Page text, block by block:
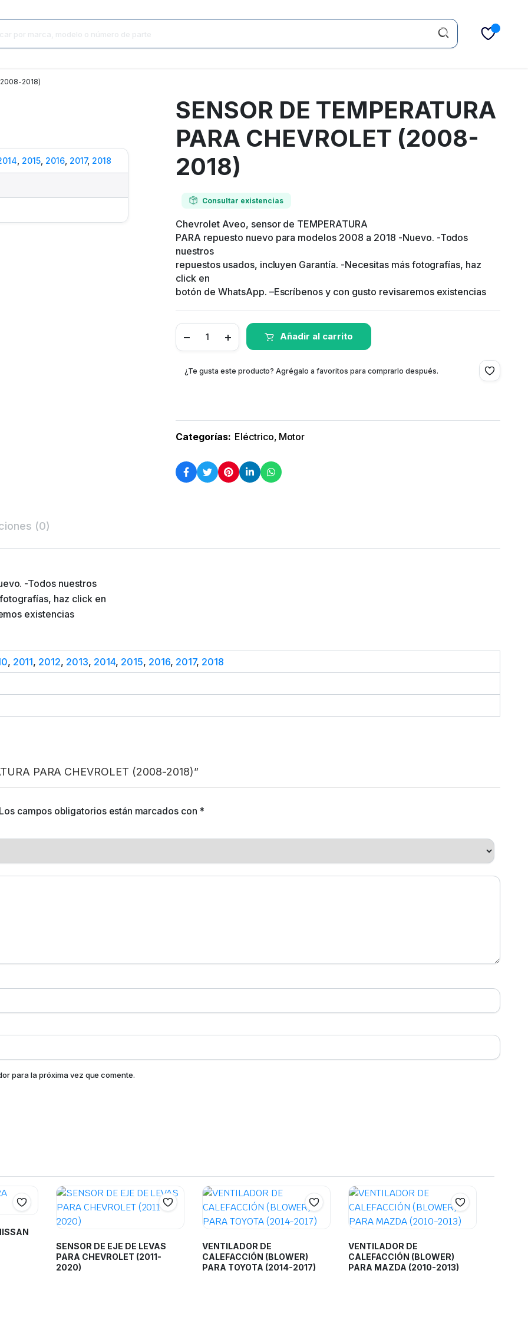
2018)
2015, 2016, 2017, 2018
SENSOR DE TEMPERATURA
PARA CHEVROLET (2008-
2018)
Consultar existencias
Chevrolet Aveo, sensor de TEMPERATURA
PARA repuesto nuevo para modelos 2008 a 2018 -Nuevo. -Todos
nuestros
repuestos usados, incluyen Garantía. -Necesitas más fotografías, haz
click en
botón de WhatsApp. –Escríbenos y con gusto revisaremos existencias
Añadir al carrito
¿Te gusta este producto? Agrégalo a favoritos para comprarlo después.
Categorías: Eléctrico, Motor
(0)
-Todos nuestros
haz click en
existencias
, 2011, 2012, 2013, 2014, 2015, 2016, 2017, 2018
PARA CHEVROLET (2008-2018)”
Los campos obligatorios están marcados con*
para la próxima vez que comente.
SENSOR DE EJE DE LEVAS
PARA CHEVROLET (2011-
2020)
VENTILADOR DE
CALEFACCIÓN (BLOWER)
PARA TOYOTA (2014-2017)
VENTILADOR DE
CALEFACCIÓN (BLOWER)
PARA MAZDA (2010-2013)